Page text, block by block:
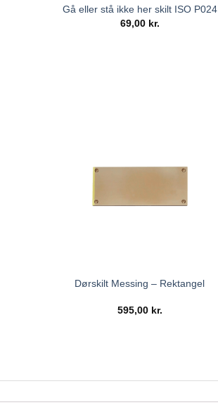
Gå eller stå ikke her skilt ISO P024
69,00 kr.
Dørskilt Messing – Rektangel
595,00 kr.